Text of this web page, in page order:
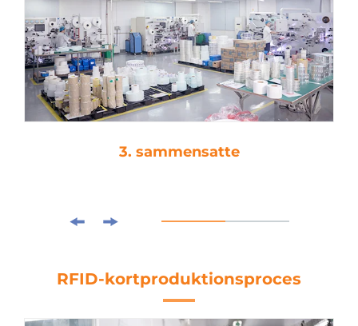
3. sammensatte
RFID-kortproduktionsproces